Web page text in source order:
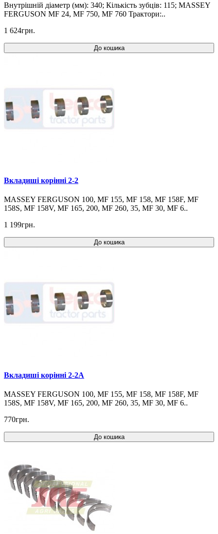
Внутрішній діаметр (мм): 340; Кількість зубців: 115; MASSEY
FERGUSON MF 24, MF 750, MF 760 Трактори:..
1 624грн.
До кошика
Вкладиші корінні 2-2
MASSEY FERGUSON 100, MF 155, MF 158, MF 158F, MF
158S, MF 158V, MF 165, 200, MF 260, 35, MF 30, MF 6..
1 199грн.
До кошика
Вкладиші корінні 2-2A
MASSEY FERGUSON 100, MF 155, MF 158, MF 158F, MF
158S, MF 158V, MF 165, 200, MF 260, 35, MF 30, MF 6..
770грн.
До кошика